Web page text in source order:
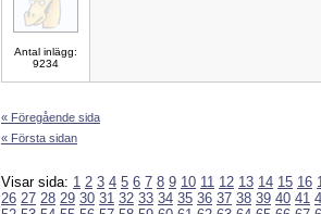
Antal inlägg:
9234
« Föregående sida
« Första sidan
Visar sida: 1 2 3 4 5 6 7 8 9 10 11 12 13 14 15 16
26 27 28 29 30 31 32 33 34 35 36 37 38 39 40 41